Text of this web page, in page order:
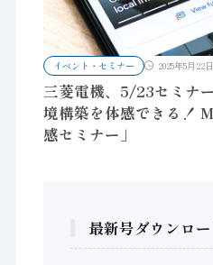
イベント・セミナー 2025年5月22日
三菱電機、5/23セミナ
境構築を体感できる！
感セミナー」
最新号ダウンロ